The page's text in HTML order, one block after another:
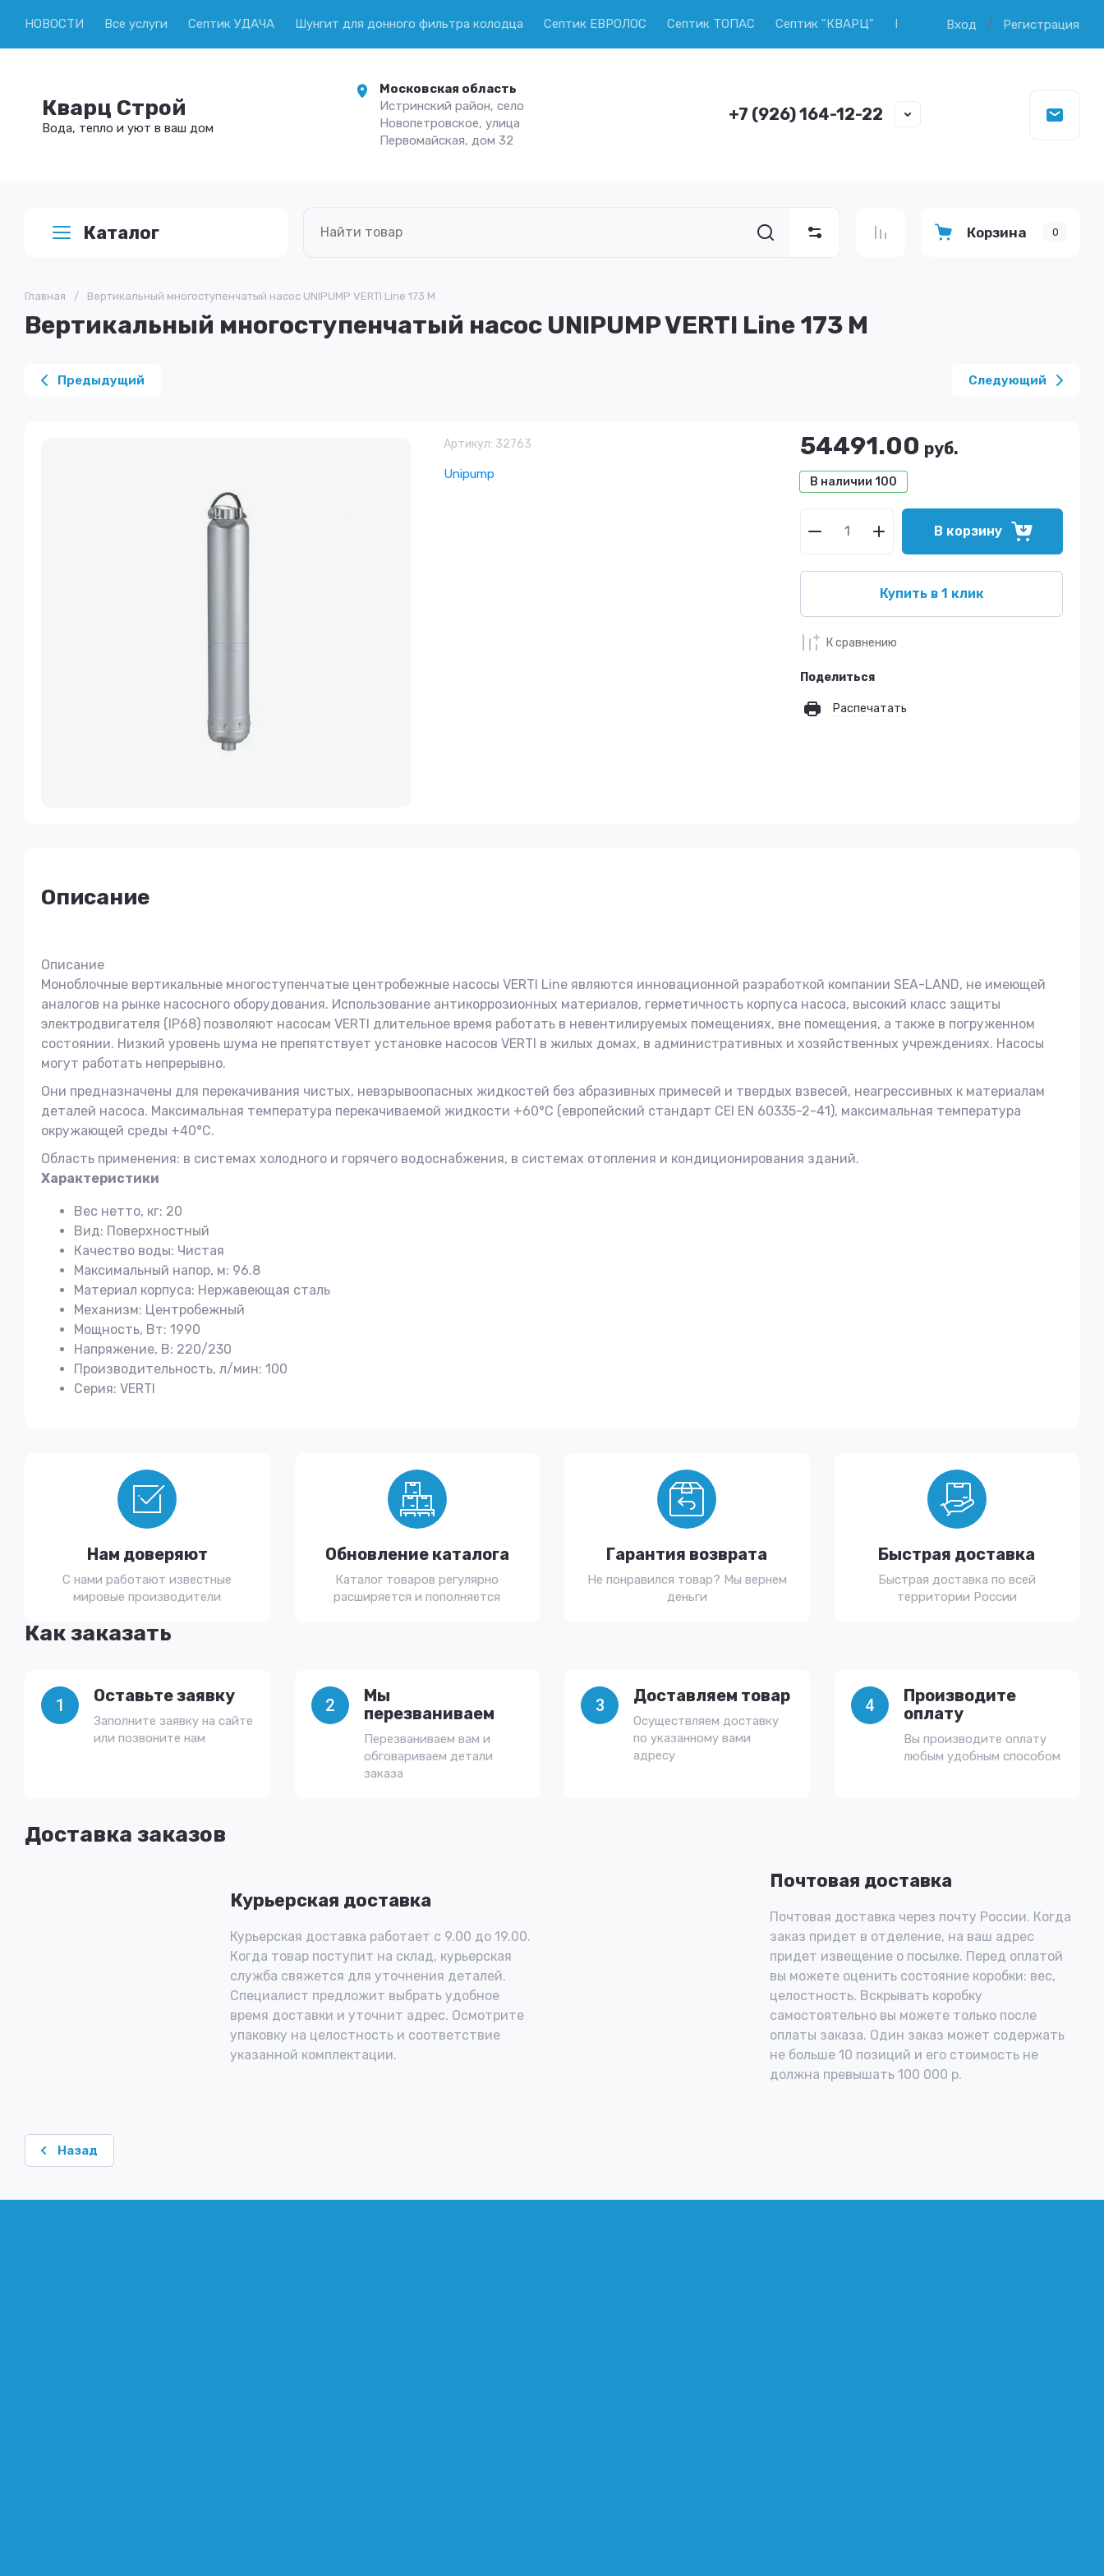
НОВОСТИ Все услуги Септик УДАЧА Шунгит для донного фильтра колодца Септик ЕВРОЛОС Септик ТОПАС Септик "КВАРЦ" Продажа колец ЖБИ Копка и
Вход / Регистрация
Кварц Строй
Вода, тепло и уют в ваш дом
Московская область
Истринский район, село
Новопетровское, улица
Первомайская, дом 32
+7 (926) 164-12-22
Каталог Корзина 0
Главная / Вертикальный многоступенчатый насос UNIPUMP VERTI Line 173 M
Вертикальный многоступенчатый насос UNIPUMP VERTI Line 173 M
Предыдущий Следующий
Артикул: 32763
Unipump
В наличии 100
54491.00 руб.
В корзину
Купить в 1 клик
К сравнению
Поделиться
Распечатать
Описание
Описание
Моноблочные вертикальные многоступенчатые центробежные насосы VERTI Line являются инновационной разработкой компании SEA-LAND, не имеющей
аналогов на рынке насосного оборудования. Использование антикоррозионных материалов, герметичность корпуса насоса, высокий класс защиты
электродвигателя (IP68) позволяют насосам VERTI длительное время работать в невентилируемых помещениях, вне помещения, а также в погруженном
состоянии. Низкий уровень шума не препятствует установке насосов VERTI в жилых домах, в административных и хозяйственных учреждениях. Насосы
могут работать непрерывно.
Они предназначены для перекачивания чистых, невзрывоопасных жидкостей без абразивных примесей и твердых взвесей, неагрессивных к материалам
деталей насоса. Максимальная температура перекачиваемой жидкости +60°С (европейский стандарт CEI EN 60335-2-41), максимальная температура
окружающей среды +40°С.
Область применения: в системах холодного и горячего водоснабжения, в системах отопления и кондиционирования зданий.
Характеристики
Вес нетто, кг: 20
Вид: Поверхностный
Качество воды: Чистая
Максимальный напор, м: 96.8
Материал корпуса: Нержавеющая сталь
Механизм: Центробежный
Мощность, Вт: 1990
Напряжение, В: 220/230
Производительность, л/мин: 100
Серия: VERTI
Нам доверяют
С нами работают известные
мировые производители
Обновление каталога
Каталог товаров регулярно
расширяется и пополняется
Гарантия возврата
Не понравился товар? Мы вернем
деньги
Быстрая доставка
Быстрая доставка по всей
территории России
Как заказать
1 Оставьте заявку
Заполните заявку на сайте
или позвоните нам
2
Мы
перезваниваем
Перезваниваем вам и
обговариваем детали
заказа
3 Доставляем товар
Осуществляем доставку
по указанному вами
адресу
4
Производите
оплату
Вы производите оплату
любым удобным способом
Доставка заказов
Курьерская доставка
Курьерская доставка работает с 9.00 до 19.00.
Когда товар поступит на склад, курьерская
служба свяжется для уточнения деталей.
Специалист предложит выбрать удобное
время доставки и уточнит адрес. Осмотрите
упаковку на целостность и соответствие
указанной комплектации.
Почтовая доставка
Почтовая доставка через почту России. Когда
заказ придет в отделение, на ваш адрес
придет извещение о посылке. Перед оплатой
вы можете оценить состояние коробки: вес,
целостность. Вскрывать коробку
самостоятельно вы можете только после
оплаты заказа. Один заказ может содержать
не больше 10 позиций и его стоимость не
должна превышать 100 000 р.
Назад